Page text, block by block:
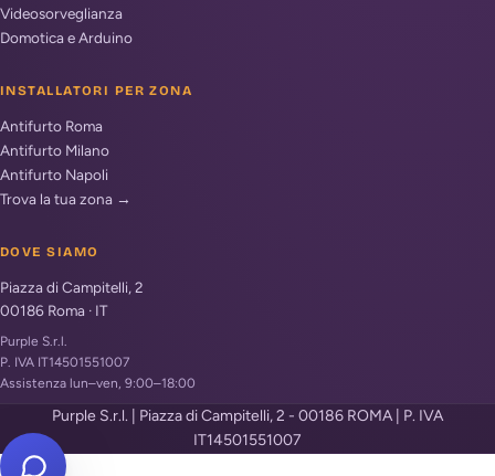
Videosorveglianza
Domotica e Arduino
INSTALLATORI PER ZONA
Antifurto Roma
Antifurto Milano
Antifurto Napoli
Trova la tua zona →
DOVE SIAMO
Piazza di Campitelli, 2
00186 Roma · IT
Purple S.r.l.
P. IVA IT14501551007
Assistenza lun–ven, 9:00–18:00
Purple S.r.l. | Piazza di Campitelli, 2 - 00186 ROMA | P. IVA
IT14501551007